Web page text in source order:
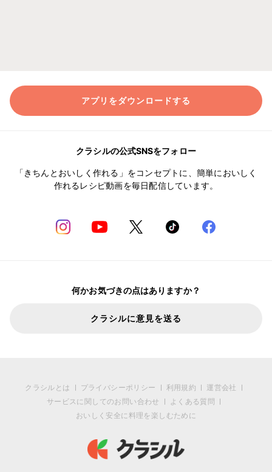
アプリをダウンロードする
クラシルの公式SNSをフォロー
「きちんとおいしく作れる」をコンセプトに、簡単においしく
作れるレシピ動画を毎日配信しています。
何かお気づきの点はありますか？
クラシルに意見を送る
クラシルとは プライバシーポリシー 利用規約
運営会社
サービスに関してのお問い合わせ
よくある質問
おいしく安全に料理を楽しむために